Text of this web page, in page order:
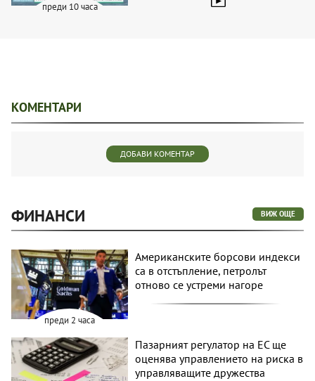
преди 10 часа
КОМЕНТАРИ
ДОБАВИ КОМЕНТАР
ФИНАНСИ ВИЖ ОЩЕ
преди 2 часа
Американските борсови индекси
са в отстъпление, петролът
отново се устреми нагоре
Пазарният регулатор на ЕС ще
оценява управлението на риска в
управляващите дружества